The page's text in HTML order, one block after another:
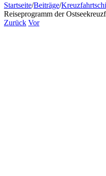
Startseite/Beiträge/
Reiseprogramm der
Zurück Vor